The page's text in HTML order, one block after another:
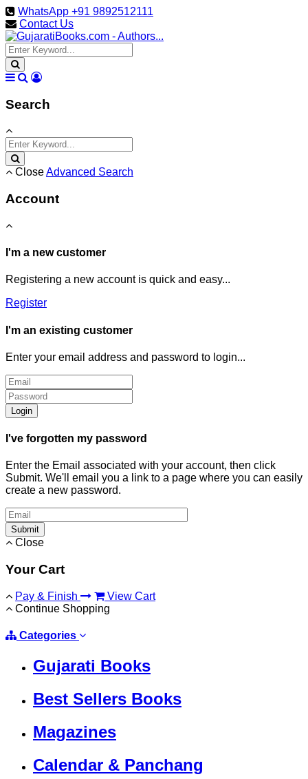
WhatsApp +91 9892512111
Contact Us
Search
CloseAdvanced Search
Account
I'm a new customer
Registering a new account is quick and easy...
Register
I'm an existing customer
Enter your email address and password to login...
Login
I've forgotten my password
Enter the Email associated with your account, then click
Submit. We'll email you a link to a page where you can easily
create a new password.
Submit
Close
Your Cart
Pay & Finish
View Cart
Continue Shopping
Categories
Gujarati Books
Best Sellers Books
Magazines
Calendar & Panchang